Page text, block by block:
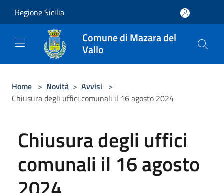
Regione Sicilia
Comune di Mazara del
Vallo
Home > Novità > Avvisi >
Chiusura degli uffici comunali il 16 agosto 2024
Chiusura degli uffici
comunali il 16 agosto